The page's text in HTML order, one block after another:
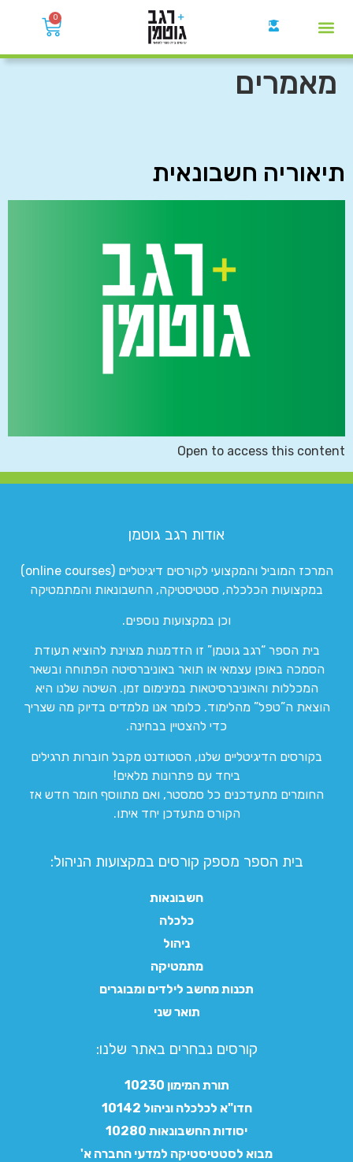
0
מאמרים
תיאוריה חשבונאית
Open to access this content
אודות רגב גוטמן
המרכז המוביל והמקצועי לקורסים דיגיטליים (online courses)
במקצועות הכלכלה, סטטיסטיקה, החשבונאות והמתמטיקה
וכן במקצועות נוספים.
בית הספר “רגב גוטמן” זו הזדמנות מצוינת להוציא תעודת
הסמכה באופן עצמאי או תואר באוניברסיטה הפתוחה ובשאר
המכללות והאוניברסיטאות במינימום זמן. השיטה שלנו היא
הוצאת ה”טפל” מהלימוד. כלומר אנו מלמדים בדיוק מה שצריך
כדי להצטיין בבחינה.
בקורסים הדיגיטליים שלנו, הסטודנט מקבל חוברות תרגילים
ביחד עם פתרונות מלאים!
החומרים מתעדכנים כל סמסטר, ואם מתווסף חומר חדש אז
הקורס מתעדכן יחד איתו.
בית הספר מספק קורסים במקצועות הניהול:
חשבונאות
כלכלה
ניהול
מתמטיקה
תכנות מחשב לילדים ומבוגרים
תואר שני
קורסים נבחרים באתר שלנו:​
תורת המימון 10230
חדו"א לכלכלה וניהול 10142
יסודות החשבונאות 10280
מבוא לסטטיסטיקה למדעי החברה א'